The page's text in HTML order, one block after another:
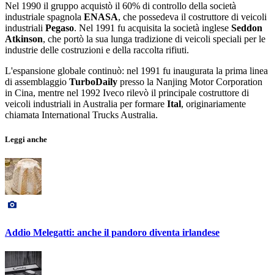
Nel 1990 il gruppo acquistò il 60% di controllo della società
industriale spagnola ENASA, che possedeva il costruttore di veicoli
industriali Pegaso. Nel 1991 fu acquisita la società inglese Seddon
Atkinson, che portò la sua lunga tradizione di veicoli speciali per le
industrie delle costruzioni e della raccolta rifiuti.
L'espansione globale continuò: nel 1991 fu inaugurata la prima linea
di assemblaggio TurboDaily presso la Nanjing Motor Corporation
in Cina, mentre nel 1992 Iveco rilevò il principale costruttore di
veicoli industriali in Australia per formare Ital, originariamente
chiamata International Trucks Australia.
Leggi anche
Addio Melegatti: anche il pandoro diventa irlandese